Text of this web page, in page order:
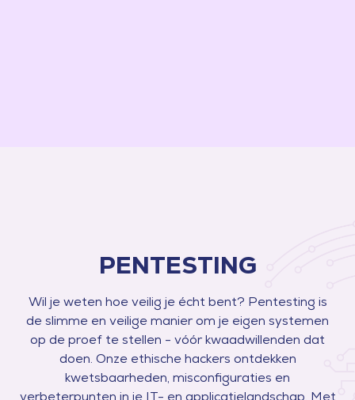
PENTESTING
Wil je weten hoe veilig je écht bent? Pentesting is
de slimme en veilige manier om je eigen systemen
op de proef te stellen - vóór kwaadwillenden dat
doen. Onze ethische hackers ontdekken
kwetsbaarheden, misconfiguraties en
verbeterpunten in je IT- en applicatielandschap. Met